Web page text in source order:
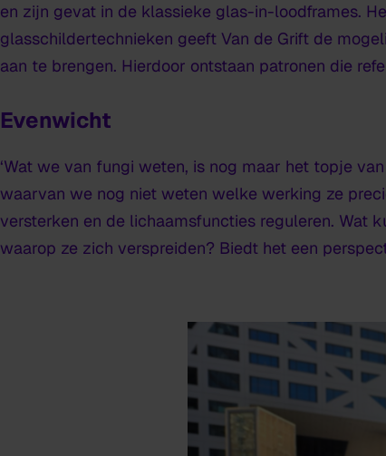
en zijn gevat in de klassieke glas-in-loodframes.
glasschildertechnieken geeft Van de Grift de
aan te brengen. Hierdoor ontstaan patronen die
Evenwicht
‘Wat we van fungi weten, is nog maar het topje
waarvan we nog niet weten welke werking ze
versterken en de lichaamsfuncties reguleren. Wat
waarop ze zich verspreiden? Biedt het een